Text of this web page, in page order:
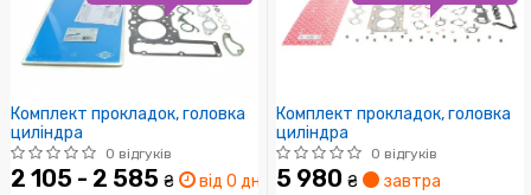
Комплект прокладок, головка
циліндра
0 відгуків
2 105 - 2 585 ₴ від 0 дн.
Комплект прокладок, головка
циліндра
0 відгуків
5 980 ₴ завтра